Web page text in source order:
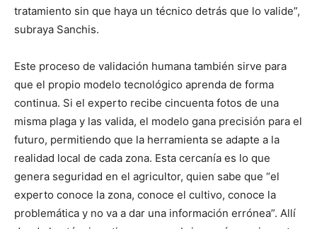
tratamiento sin que haya un técnico detrás que lo valide”,
subraya Sanchis.
Este proceso de validación humana también sirve para
que el propio modelo tecnológico aprenda de forma
continua. Si el experto recibe cincuenta fotos de una
misma plaga y las valida, el modelo gana precisión para el
futuro, permitiendo que la herramienta se adapte a la
realidad local de cada zona. Esta cercanía es lo que
genera seguridad en el agricultor, quien sabe que “el
experto conoce la zona, conoce el cultivo, conoce la
problemática y no va a dar una información errónea”. Allí